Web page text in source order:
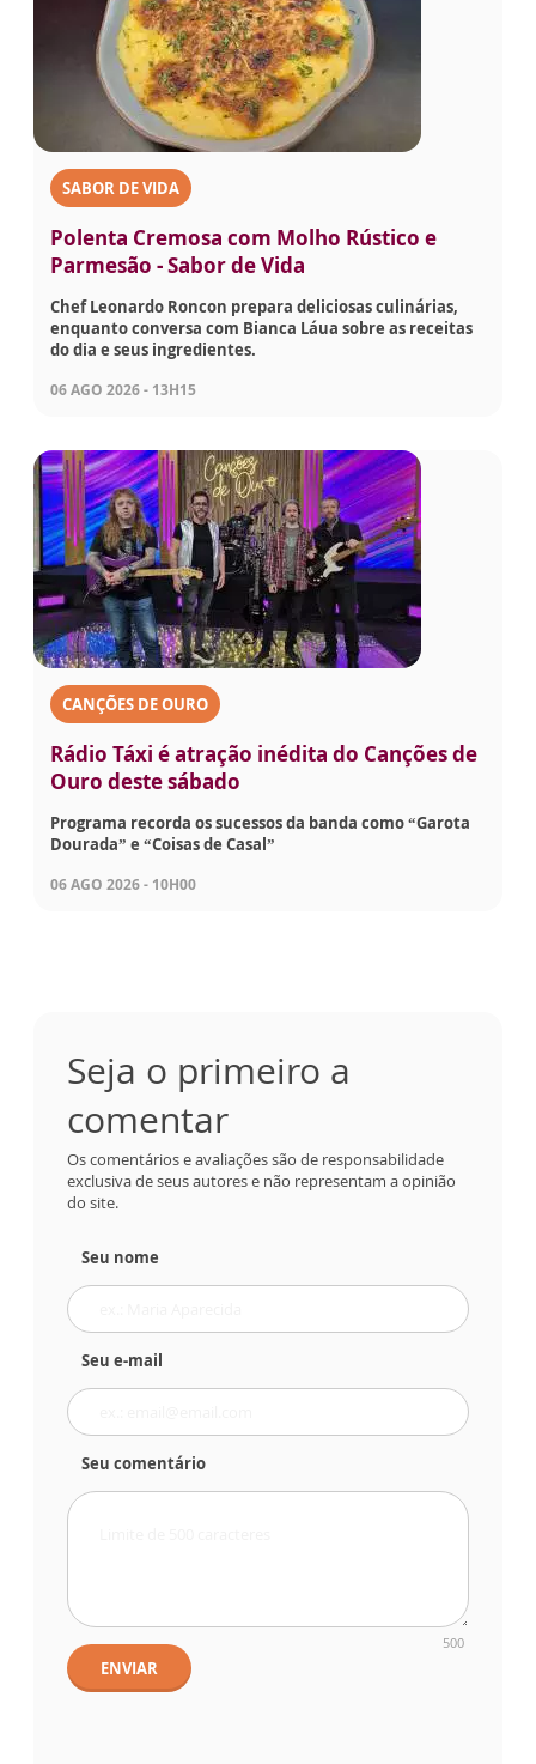
SABOR DE VIDA
Polenta Cremosa com Molho Rústico e
Parmesão - Sabor de Vida
Chef Leonardo Roncon prepara deliciosas culinárias,
enquanto conversa com Bianca Láua sobre as receitas
do dia e seus ingredientes.
06 AGO 2026 - 13H15
CANÇÕES DE OURO
Rádio Táxi é atração inédita do Canções de
Ouro deste sábado
Programa recorda os sucessos da banda como “Garota
Dourada” e “Coisas de Casal”
06 AGO 2026 - 10H00
Seja o primeiro a
comentar
Os comentários e avaliações são de responsabilidade
exclusiva de seus autores e não representam a opinião
do site.
Seu nome
Seu e-mail
Seu comentário
500
ENVIAR